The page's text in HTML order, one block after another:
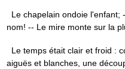
Le chapelain ondoie l'enfant;
nom! -- Le mire monte sur la
Le temps était clair et froid :
aiguës et blanches, une